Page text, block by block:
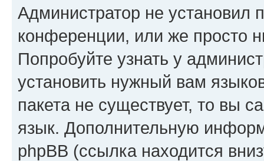
Администратор не установил
конференции, или же просто
Попробуйте узнать у
установить нужный вам
пакета не существует, то вы
язык. Дополнительную
phpBB (ссылка находится